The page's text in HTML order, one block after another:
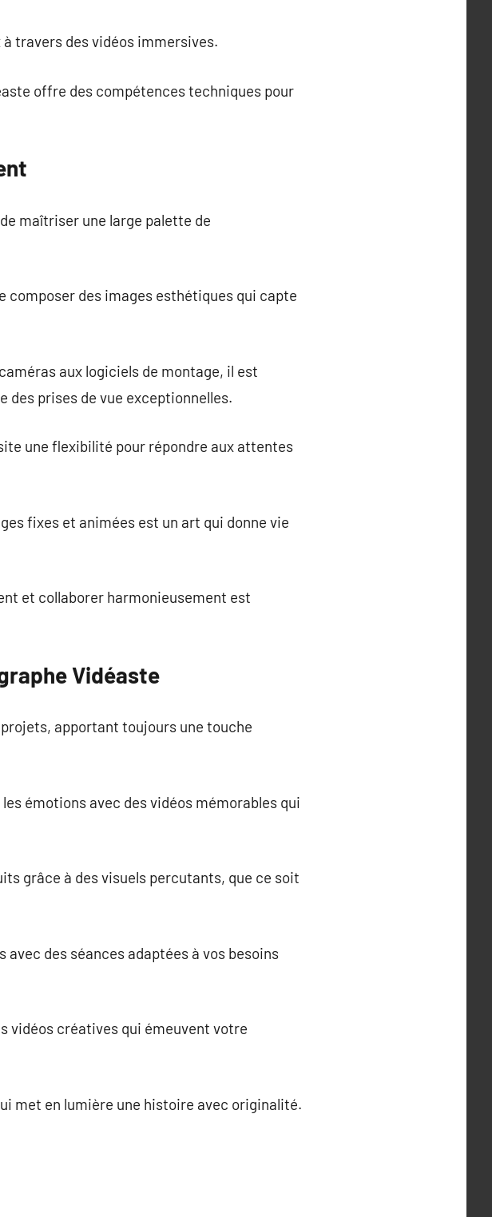
travers des vidéos immersives.
offre des compétences techniques pour
maîtriser une large palette de
composer des images esthétiques qui capte
aux logiciels de montage, il est
des prises de vue exceptionnelles.
une flexibilité pour répondre aux attentes
fixes et animées est un art qui donne vie
et collaborer harmonieusement est
Vidéaste
apportant toujours une touche
émotions avec des vidéos mémorables qui
grâce à des visuels percutants, que ce soit
des séances adaptées à vos besoins
vidéos créatives qui émeuvent votre
met en lumière une histoire avec originalité.